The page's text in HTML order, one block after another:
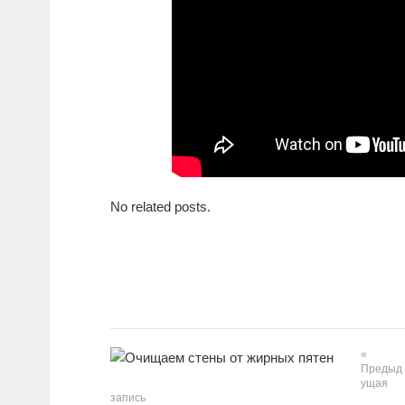
No related posts.
«
Предыд
ущая
запись